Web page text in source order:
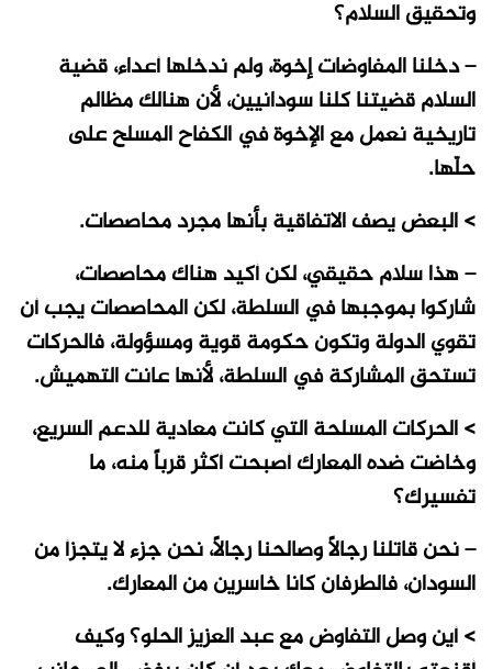
وتحقيق السلام؟
– دخلنا المفاوضات إخوة، ولم ندخلها أعداء، قضية
السلام قضيتنا كلنا سودانيين، لأن هنالك مظالم
تاريخية نعمل مع الإخوة في الكفاح المسلح على
حلّها.
> البعض يصف الاتفاقية بأنها مجرد محاصصات.
– هذا سلام حقيقي، لكن أكيد هناك محاصصات،
شاركوا بموجبها في السلطة، لكن المحاصصات يجب أن
تقوي الدولة وتكون حكومة قوية ومسؤولة، فالحركات
تستحق المشاركة في السلطة، لأنها عانت التهميش.
> الحركات المسلحة التي كانت معادية للدعم السريع،
وخاضت ضده المعارك أصبحت أكثر قرباً منه، ما
تفسيرك؟
– نحن قاتلنا رجالاً وصالحنا رجالاً، نحن جزء لا يتجزأ من
السودان، فالطرفان كانا خاسرين من المعارك.
> أين وصل التفاوض مع عبد العزيز الحلو؟ وكيف